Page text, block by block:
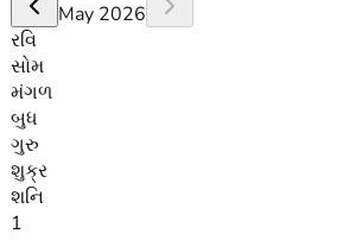
May 2026
રવિ
સોમ
મંગળ
બુધ
ગુરુ
શુક્ર
શનિ
1